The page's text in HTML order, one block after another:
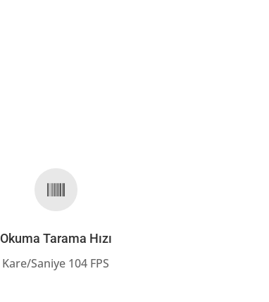

Okuma Tarama Hızı
Kare/Saniye 104 FPS